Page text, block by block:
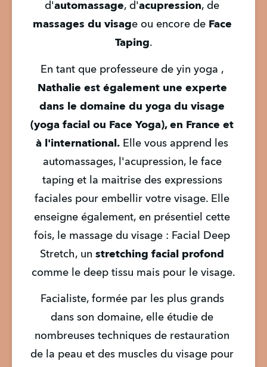
d'automassage, d'acupression
massages du visage ou encore de Face
Taping.
Nathalie est également une experte
dans le domaine du yoga du visage
(yoga facial ou Face Yoga), en France et
à l'international. Elle vous apprend les
automassages, l'acupression, le face
taping et la maitrise des expressions
faciales pour embellir votre visage. Elle
enseigne également, en présentiel cette
fois, le massage du visage : Facial Deep
Stretch, un stretching facial profond
comme le deep tissu mais pour le visage.
Facialiste, formée par les plus grands
dans son domaine, elle étudie de
nombreuses techniques de restauration
de la peau et des muscles du visage pour